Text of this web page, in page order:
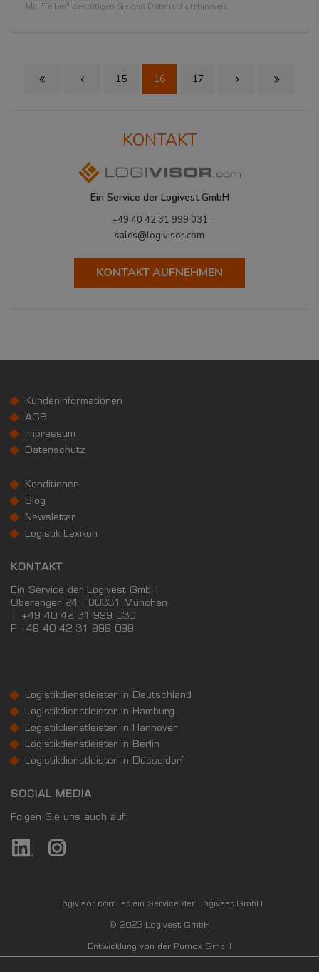
Mit "Teilen" bestätigen Sie den Datenschutzhinweis.
First Page Previous Page
15 16 17 Next PageLast Page
KONTAKT
Ein Service der Logivest GmbH
+49 40 42 31 999 031
sales@logivisor.com
KONTAKT AUFNEHMEN
KundenInformationen
AGB
Impressum
Datenschutz
Konditionen
Blog
Newsletter
Logistik Lexikon
KONTAKT
Ein Service der Logivest GmbH
Oberanger 24 . 80331 München
T +49 40 42 31 999 030
F +49 40 42 31 999 099
Logistikdienstleister in Deutschland
Logistikdienstleister in Hamburg
Logistikdienstleister in Hannover
Logistikdienstleister in Berlin
Logistikdienstleister in Düsseldorf
SOCIAL MEDIA
Folgen Sie uns auch auf:
Logivisor.com ist ein Service der Logivest GmbH
© 2023 Logivest GmbH
Entwicklung von der Pumox GmbH